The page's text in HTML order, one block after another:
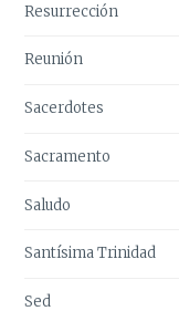
Resurrección
Reunión
Sacerdotes
Sacramento
Saludo
Santísima Trinidad
Sed